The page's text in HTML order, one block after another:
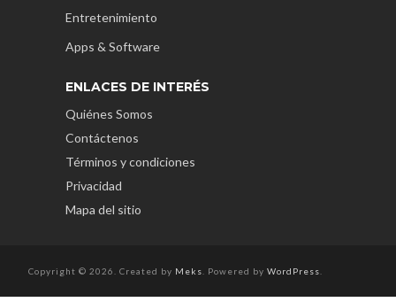
Entretenimiento
Apps & Software
ENLACES DE INTERÉS
Quiénes Somos
Contáctenos
Términos y condiciones
Privacidad
Mapa del sitio
Copyright © 2026. Created by Meks . Powered by WordPress